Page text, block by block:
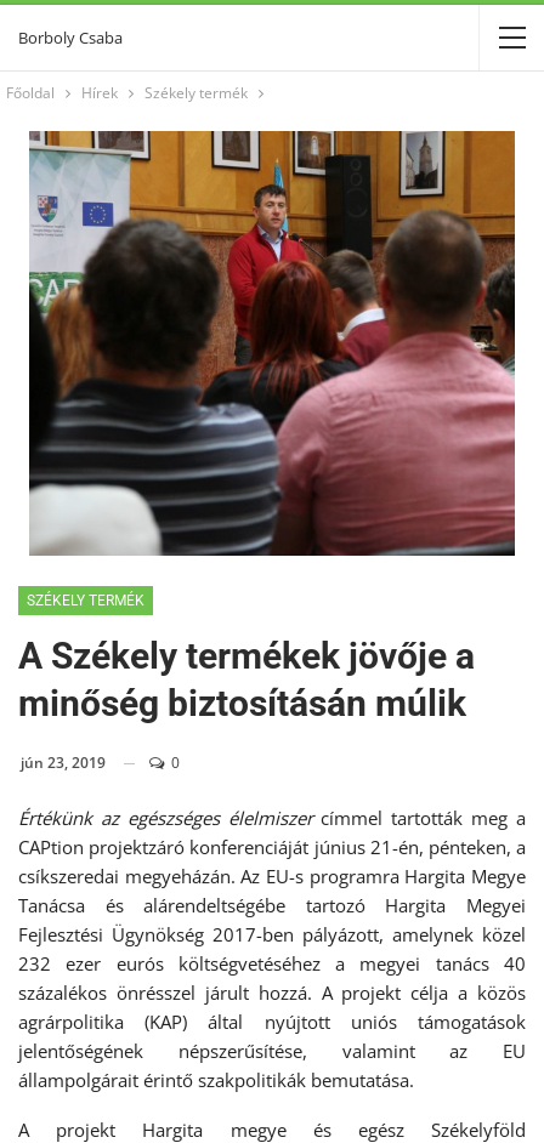
Borboly Csaba
Főoldal Hírek Székely termék
SZÉKELY TERMÉK
A Székely termékek jövője a
minőség biztosításán múlik
jún 23, 2019 0
Értékünk az egészséges élelmiszercímmel tartották meg a
CAPtion projektzáró konferenciáját június 21-én, pénteken, a
csíkszeredai megyeházán. Az EU-s programra Hargita Megye
Tanácsa és alárendeltségébe tartozó Hargita Megyei
Fejlesztési Ügynökség 2017-ben pályázott, amelynek közel
232 ezer eurós költségvetéséhez a megyei tanács 40
százalékos önrésszel járult hozzá. A projekt célja a közös
agrárpolitika (KAP) által nyújtott uniós támogatások
jelentőségének népszerűsítése, valamint az EU
állampolgárait érintő szakpolitikák bemutatása.
A projekt Hargita megye és egész Székelyföld